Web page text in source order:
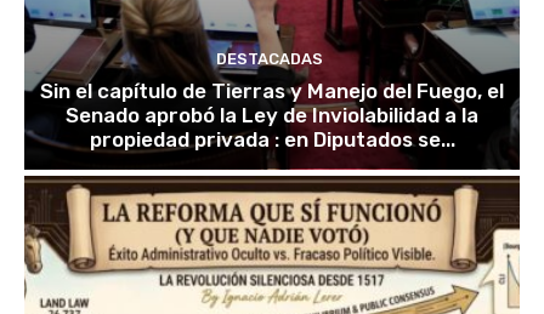
DESTACADAS
Sin el capítulo de Tierras y Manejo del Fuego, el
Senado aprobó la Ley de Inviolabilidad a la
propiedad privada : en Diputados se...